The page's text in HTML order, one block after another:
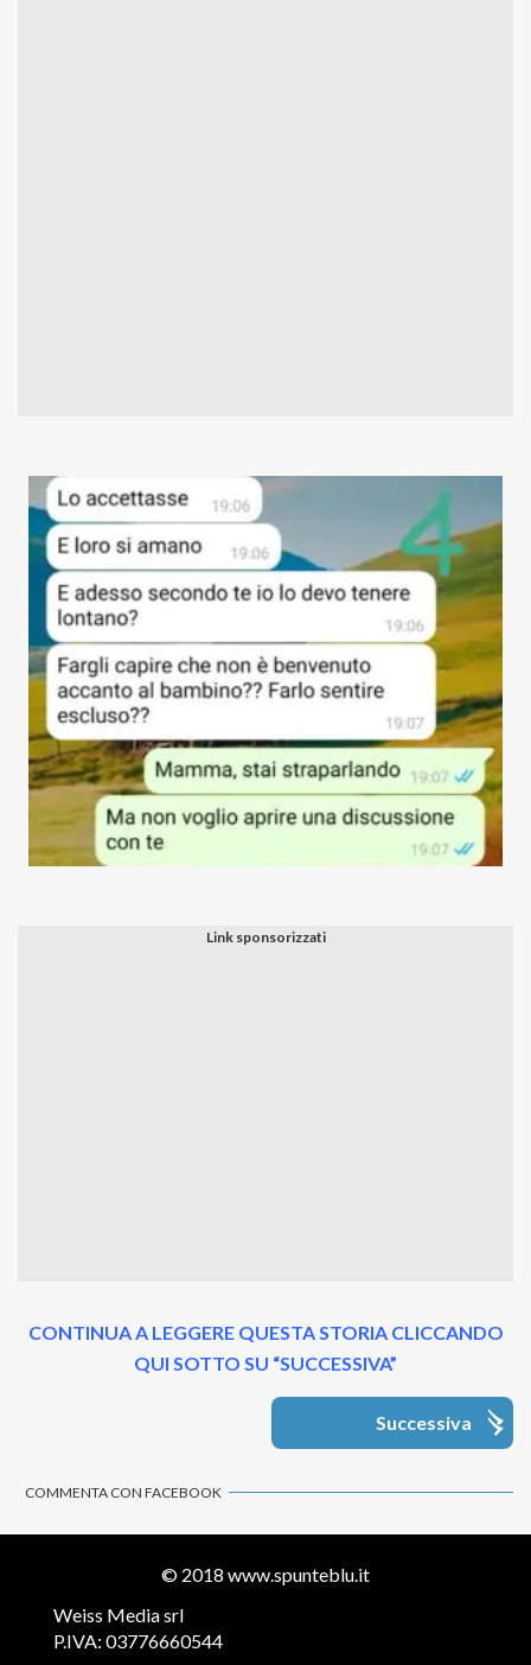
CONTINUA A LEGGERE QUESTA STORIA CLICCANDO
QUI SOTTO SU “SUCCESSIVA”
Successiva
COMMENTA CON FACEBOOK
© 2018 www.spunteblu.it
Weiss Media srl
P.IVA: 03776660544